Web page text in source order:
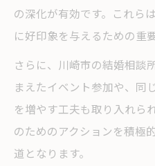
の深化が有効です。これら
に好印象を与えるための重
さらに、川崎市の結婚相談
まえたイベント参加や、同
を増やす工夫も取り入れら
のためのアクションを積極
道となります。